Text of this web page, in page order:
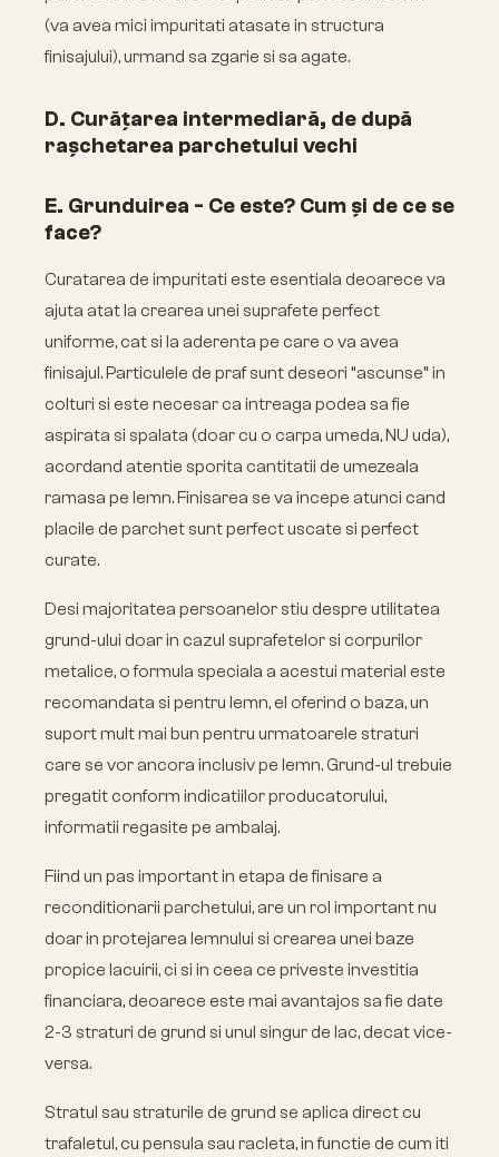
(va avea mici impuritati atasate in structura
finisajului), urmand sa zgarie si sa agate.
D. Curățarea intermediară, de după
rașchetarea parchetului vechi
E. Grunduirea - Ce este? Cum și de ce se
face?
Curatarea de impuritati este esentiala deoarece va
ajuta atat la crearea unei suprafete perfect
uniforme, cat si la aderenta pe care o va avea
finisajul. Particulele de praf sunt deseori “ascunse” in
colturi si este necesar ca intreaga podea sa fie
aspirata si spalata (doar cu o carpa umeda, NU uda),
acordand atentie sporita cantitatii de umezeala
ramasa pe lemn. Finisarea se va incepe atunci cand
placile de parchet sunt perfect uscate si perfect
curate.
Desi majoritatea persoanelor stiu despre utilitatea
grund-ului doar in cazul suprafetelor si corpurilor
metalice, o formula speciala a acestui material este
recomandata si pentru lemn, el oferind o baza, un
suport mult mai bun pentru urmatoarele straturi
care se vor ancora inclusiv pe lemn. Grund-ul trebuie
pregatit conform indicatiilor producatorului,
informatii regasite pe ambalaj.
Fiind un pas important in etapa de finisare a
reconditionarii parchetului, are un rol important nu
doar in protejarea lemnului si crearea unei baze
propice lacuirii, ci si in ceea ce priveste investitia
financiara, deoarece este mai avantajos sa fie date
2-3 straturi de grund si unul singur de lac, decat vice-
versa.
Stratul sau straturile de grund se aplica direct cu
trafaletul, cu pensula sau racleta, in functie de cum iti